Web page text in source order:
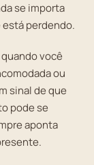
se importa
está perdendo.
quando você
ou
sinal de que
pode se
aponta